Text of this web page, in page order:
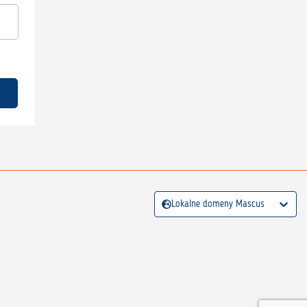
Lokalne domeny Mascus